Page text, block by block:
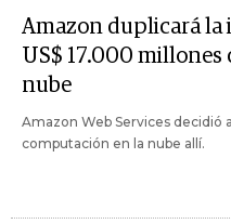
Amazon duplicará la
US$ 17.000
nube
Amazon Web Services decidió
computación en la nube allí.